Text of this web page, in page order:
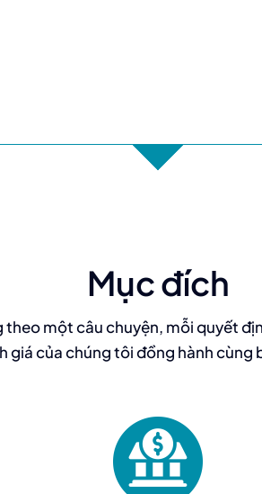
Mục đích
theo một câu chuyện, mỗi quyết
giá của chúng tôi đồng hành cùng
Ngân hàng và tổ chức tài chính
báo cáo thẩm định giá để xác định
tài sản bảo đảm cho khoản vay,